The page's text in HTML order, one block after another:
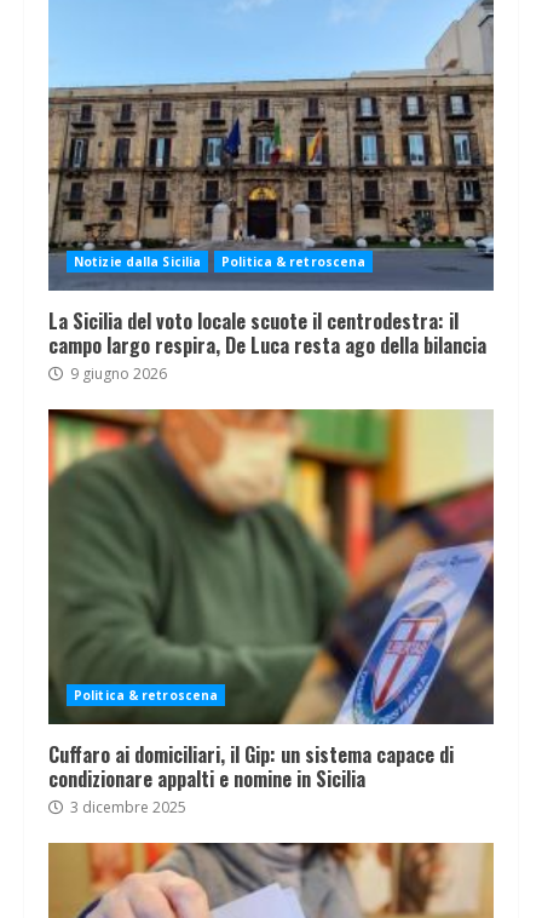
Notizie dalla Sicilia Politica & retroscena
La Sicilia del voto locale scuote il centrodestra: il
campo largo respira, De Luca resta ago della bilancia
9 giugno 2026
Politica & retroscena
Cuffaro ai domiciliari, il Gip: un sistema capace di
condizionare appalti e nomine in Sicilia
3 dicembre 2025